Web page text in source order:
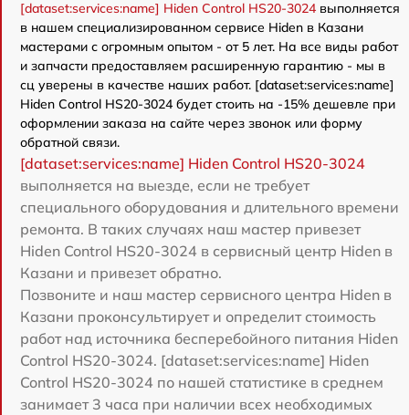
[dataset:services:name] Hiden Control HS20-3024 выполняется
в нашем специализированном сервисе Hiden в Казани
мастерами с огромным опытом - от 5 лет. На все виды работ
и запчасти предоставляем расширенную гарантию - мы в
сц уверены в качестве наших работ. [dataset:services:name]
Hiden Control HS20-3024 будет стоить на -15% дешевле при
оформлении заказа на сайте через звонок или форму
обратной связи.
[dataset:services:name] Hiden Control HS20-3024
выполняется на выезде, если не требует
специального оборудования и длительного времени
ремонта. В таких случаях наш мастер привезет
Hiden Control HS20-3024 в сервисный центр Hiden в
Казани и привезет обратно.
Позвоните и наш мастер сервисного центра Hiden в
Казани проконсультирует и определит стоимость
работ над источника бесперебойного питания Hiden
Control HS20-3024. [dataset:services:name] Hiden
Control HS20-3024 по нашей статистике в среднем
занимает 3 часа при наличии всех необходимых